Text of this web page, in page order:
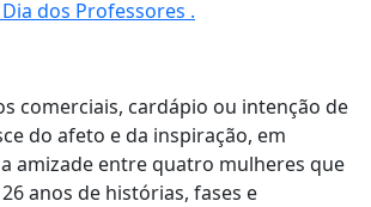
dos Professores .
comerciais, cardápio ou intenção de
do afeto e da inspiração, em
amizade entre quatro mulheres que
anos de histórias, fases e